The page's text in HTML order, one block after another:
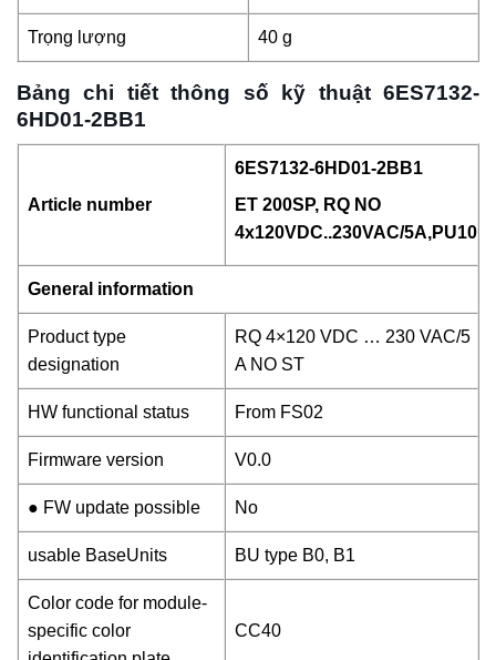
Trọng lượng 40 g
Bảng chi tiết thông số kỹ thuật 6ES7132-
6HD01-2BB1
Article number
6ES7132-6HD01-2BB1
ET 200SP, RQ NO
4x120VDC..230VAC/5A,PU10
General information
Product type
designation
RQ 4×120 VDC … 230 VAC/5
A NO ST
HW functional status From FS02
Firmware version V0.0
● FW update possible No
usable BaseUnits BU type B0, B1
Color code for module-
specific color
CC40